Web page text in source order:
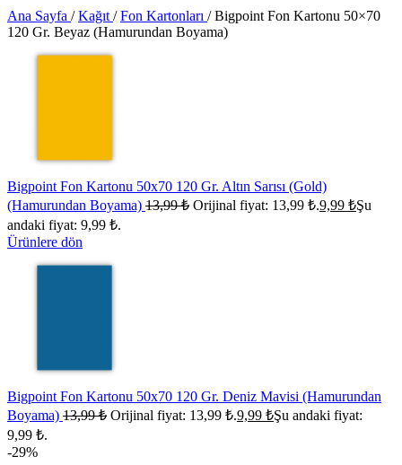
Ana Sayfa / Kağıt / Fon Kartonları / Bigpoint Fon Kartonu 50×70
120 Gr. Beyaz (Hamurundan Boyama)
Bigpoint Fon Kartonu 50x70 120 Gr. Altın Sarısı (Gold)
(Hamurundan Boyama) 13,99₺ Orijinal fiyat: 13,99 ₺.9,99 ₺Şu
andaki fiyat: 9,99 ₺.
Ürünlere dön
Bigpoint Fon Kartonu 50x70 120 Gr. Deniz Mavisi (Hamurundan
Boyama) 13,99₺ Orijinal fiyat: 13,99 ₺.9,99 ₺Şu andaki fiyat:
9,99 ₺.
-29%